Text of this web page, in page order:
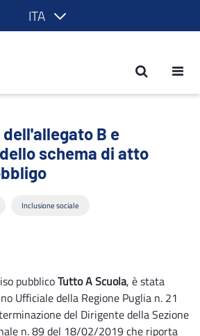
ITA
B e
B e
schema di atto
Inclusione sociale
pubblicoTutto A Scuola, è stata
Ufficiale della Regione Puglia n. 21
del Dirigente della Sezione
n. 89 del 18/02/2019 che riporta